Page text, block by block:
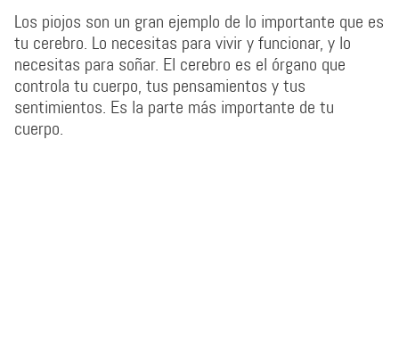
Los piojos son un gran ejemplo de lo importante que es
tu cerebro. Lo necesitas para vivir y funcionar, y lo
necesitas para soñar. El cerebro es el órgano que
controla tu cuerpo, tus pensamientos y tus
sentimientos. Es la parte más importante de tu
cuerpo.